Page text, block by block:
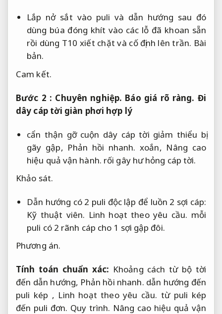
Lắp nở sắt vào puli và dẫn hướng sau đó
dùng búa đóng khít vào các lỗ đã khoan sẵn
rồi dùng T10 xiết chặt và cố định lên trần. Bài
bản.
Cam kết.
Bước 2 : Chuyên nghiệp. Báo giá rõ ràng. Đi
dây cáp tời giàn phơi hợp lý
cẩn thận gỡ cuộn dây cáp tời giảm thiểu bị
gãy gập, Phản hồi nhanh. xoắn, Nâng cao
hiệu quả vận hành. rối gây hư hỏng cáp tời.
Khảo sát.
Dẫn hướng có 2 puli độc lập để luồn 2 sợi cáp:
Kỹ thuật viên. Linh hoạt theo yêu cầu. mỗi
puli có 2 rãnh cáp cho 1 sợi gập đôi.
Phương án.
Tính toán chuẩn xác: Khoảng cách từ bộ tời
đến dẫn hướng, Phản hồi nhanh. dẫn hướng đến
puli kép , Linh hoạt theo yêu cầu. từ puli kép
đến puli đơn. Quy trình. Nâng cao hiệu quả vận